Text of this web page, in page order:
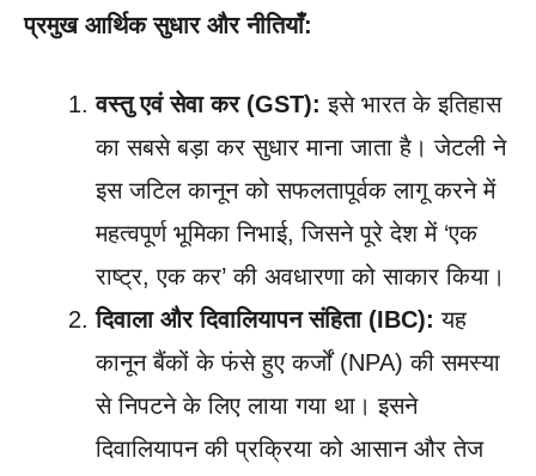
प्रमुख आर्थिक सुधार और नीतियाँ:
वस्तु एवं सेवा कर (GST): इसे भारत के इतिहास
का सबसे बड़ा कर सुधार माना जाता है। जेटली ने
इस जटिल कानून को सफलतापूर्वक लागू करने में
महत्वपूर्ण भूमिका निभाई, जिसने पूरे देश में ‘एक
राष्ट्र, एक कर’ की अवधारणा को साकार किया।
दिवाला और दिवालियापन संहिता (IBC): यह
कानून बैंकों के फंसे हुए कर्जों (NPA) की समस्या
से निपटने के लिए लाया गया था। इसने
दिवालियापन की प्रक्रिया को आसान और तेज